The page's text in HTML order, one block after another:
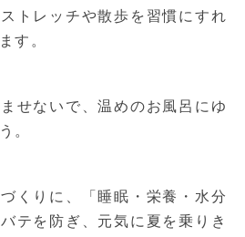
トレッチや散歩を習慣にすれ
す。
せないで、温めのお風呂にゆ
。
くりに、「睡眠・栄養・水分
テを防ぎ、元気に夏を乗りき